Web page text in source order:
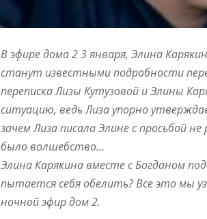
В эфире дома 2 3 января, Элина
станут известными подробности
переписка Лизы Кутузовой и Элины
ситуацию, ведь Лиза упорно
зачем Лиза писала Элине с просьбой
было волшебство…
Элина Карякина вместе с Богданом
пытается себя обелить? Все это мы
ночной эфир дом 2.